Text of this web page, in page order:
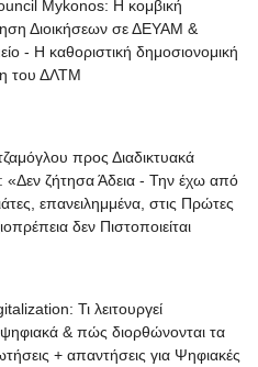
Mykonos: Η κομβική
Διοικήσεων σε ΔΕΥΑΜ &
- Η καθοριστική δημοσιονομική
του ΔΛΤΜ
προς Διαδικτυακά
«Δεν ζήτησα Άδεια - Την έχω από
επανειλημμένα, στις Πρώτες
δεν Πιστοποιείται
Τι λειτουργεί
& πώς διορθώνονται τα
+ απαντήσεις για Ψηφιακές